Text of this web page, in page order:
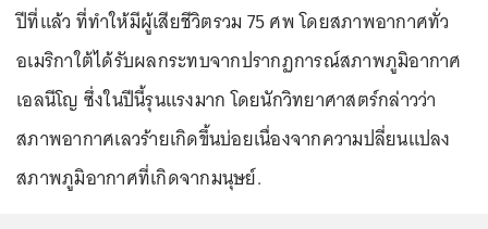
ปีที่แล้ว ที่ทำให้มีผู้เสียชีวิตรวม 75 ศพ โดยสภาพอากาศทั่ว
อเมริกาใต้ได้รับผลกระทบจากปรากฏการณ์สภาพภูมิอากาศ
เอลนีโญ ซึ่งในปีนี้รุนแรงมาก โดยนักวิทยาศาสตร์กล่าวว่า
สภาพอากาศเลวร้ายเกิดขึ้นบ่อยเนื่องจากความปลี่ยนแปลง
สภาพภูมิอากาศที่เกิดจากมนุษย์.